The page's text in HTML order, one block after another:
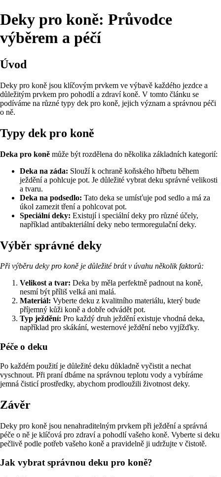
Deky pro koně: Průvodce
výběrem a péčí
Úvod
Deky pro koně jsou klíčovým prvkem ve výbavě každého jezdce a
důležitým prvkem pro pohodlí a zdraví koně. V tomto článku se
podíváme na různé typy dek pro koně, jejich význam a správnou péči
o ně.
Typy dek pro koně
Deka pro koně může být rozdělena do několika základních kategorií:
Deka na záda: Slouží k ochraně koňského hřbetu během
ježdění a pohlcuje pot. Je důležité vybrat deku správné velikosti
a tvaru.
Deka na podsedlo: Tato deka se umísťuje pod sedlo a má za
úkol zamezit tření a pohlcovat pot.
Speciální deky: Existují i speciální deky pro různé účely,
například antibakteriální deky nebo termoregulační deky.
Výběr správné deky
Při výběru deky pro koně je důležité brát v úvahu několik faktorů:
Velikost a tvar: Deka by měla perfektně padnout na koně,
nesmí být příliš velká ani malá.
Materiál: Vyberte deku z kvalitního materiálu, který bude
příjemný kůži koně a dobře odvádět pot.
Typ ježdění: Pro každý druh ježdění existuje vhodná deka,
například pro skákání, westernové ježdění nebo vyjížďky.
Péče o deku
Po každém použití je důležité deku důkladně vyčistit a nechat
vyschnout. Při praní dbáme na správnou teplotu vody a vybíráme
jemná čisticí prostředky, abychom prodloužili životnost deky.
Závěr
Deky pro koně jsou nenahraditelným prvkem při ježdění a správná
péče o ně je klíčová pro zdraví a pohodlí vašeho koně. Vyberte si deku
pečlivě podle potřeb vašeho koně a pravidelně ji udržujte v čistotě.
Jak vybrat správnou deku pro koně?